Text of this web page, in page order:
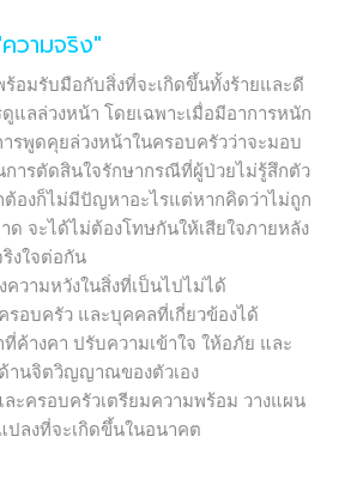
วามจริง"
ร้อมรับมือกับสิ่งที่จะเกิดขึ้นทั้งร้ายและดี
แลล่วงหน้า โดยเฉพาะเมื่อมีอาการหนัก
รพูดคุยล่วงหน้าในครอบครัวว่าจะมอบ
การตัดสินใจรักษากรณีที่ผู้ป่วยไม่รู้สึกตัว
องก็ไม่มีปัญหาอะไรแต่หากคิดว่าไม่ถูก
ด จะได้ไม่ต้องโทษกันให้เสียใจภายหลัง
งใจต่อกัน
วามหวังในสิ่งที่เป็นไปไม่ได้
รอบครัว และบุคคลที่เกี่ยวข้องได้
ค้างคา ปรับความเข้าใจ ให้อภัย และ
านจิตวิญญาณของตัวเอง
ะครอบครัวเตรียมความพร้อม วางแผน
ปลงที่จะเกิดขึ้นในอนาคต